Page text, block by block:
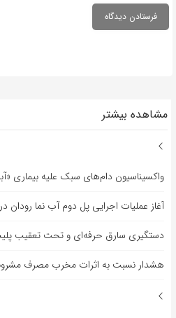
مشاهده بیشتر
واکسیناسیون دام‌های سبک علیه بیماری
آغاز عملیات اجرایی پل دوم آب نما رودان
دستگیری سارق حرفه‌ای و تحت تعقیب
هشدار نسبت به اثرات مخرب مصرف